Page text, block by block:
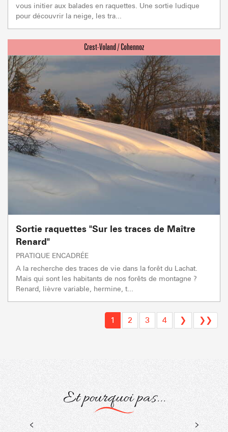
vous initier aux balades en raquettes. Une sortie ludique
pour découvrir la neige, les tra...
Sortie raquettes "Sur les traces de Maître
Renard"
PRATIQUE ENCADRÉE
A la recherche des traces de vie dans la forêt du Lachat.
Mais qui sont les habitants de nos forêts de montagne ?
Renard, lièvre variable, hermine, t...
1 2 3 4 ❯ ❯❯
Et pourquoi pas...